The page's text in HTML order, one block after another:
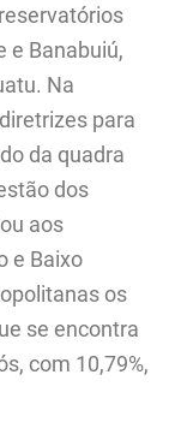
e Banabuiú,
Na
para
da quadra
dos
aos
e Baixo
os
se encontra
com 10,79%,